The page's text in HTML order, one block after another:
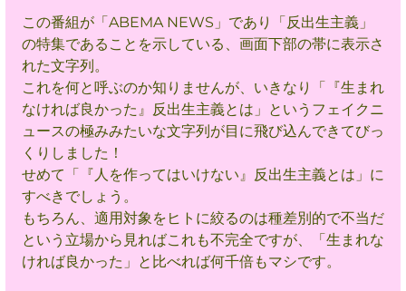
この番組が「ABEMA NEWS」であり「反出生主義」
の特集であることを示している、画面下部の帯に表示さ
れた文字列。
これを何と呼ぶのか知りませんが、いきなり「『生まれ
なければ良かった』反出生主義とは」というフェイクニ
ュースの極みみたいな文字列が目に飛び込んできてびっ
くりしました！
せめて「『人を作ってはいけない』反出生主義とは」に
すべきでしょう。
もちろん、適用対象をヒトに絞るのは種差別的で不当だ
という立場から見ればこれも不完全ですが、「生まれな
ければ良かった」と比べれば何千倍もマシです。